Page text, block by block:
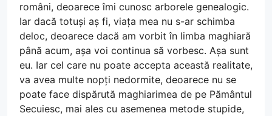
români, deoarece îmi cunosc arborele genealogic.
Iar dacă totuși aș fi, viața mea nu s-ar schimba
deloc, deoarece dacă am vorbit în limba maghiară
până acum, așa voi continua să vorbesc. Așa sunt
eu. Iar cel care nu poate accepta această realitate,
va avea multe nopți nedormite, deoarece nu se
poate face dispărută maghiarimea de pe Pământul
Secuiesc, mai ales cu asemenea metode stupide,